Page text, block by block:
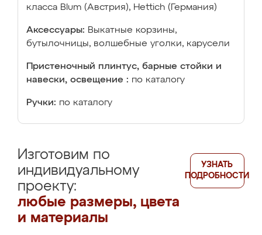
класса Blum (Австрия), Hettich (Германия)
Аксессуары: Выкатные корзины,
бутылочницы, волшебные уголки, карусели
Пристеночный плинтус, барные стойки и
навески, освещение : по каталогу
Ручки: по каталогу
Изготовим по
индивидуальному
проекту:
любые размеры, цвета
и материалы
УЗНАТЬ
ПОДРОБНОСТИ